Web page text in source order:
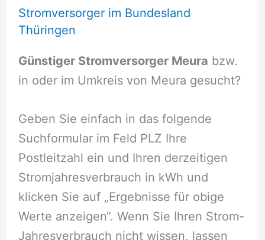
Stromversorger im Bundesland
Thüringen
Günstiger Stromversorger Meura bzw.
in oder im Umkreis von Meura gesucht?
Geben Sie einfach in das folgende
Suchformular im Feld PLZ Ihre
Postleitzahl ein und Ihren derzeitigen
Stromjahresverbrauch in kWh und
klicken Sie auf „Ergebnisse für obige
Werte anzeigen“. Wenn Sie Ihren Strom-
Jahresverbrauch nicht wissen, lassen